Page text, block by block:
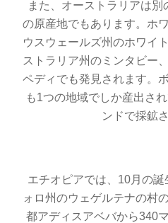
また、オーストラリアは
の原産地でもあります。ホ
ウスウェールズ州のホワイ
ストラリア州のミンタビー
ペディでも発見されます。
も1つの地域でしか産出さ
ンドで採鉱
エチオピアでは、10月の
ォロ州のウェゲルテナの村
都アディスアベバから340